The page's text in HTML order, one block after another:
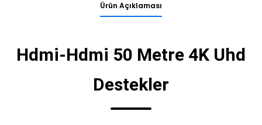
Ürün Açıklaması
Hdmi-Hdmi 50 Metre 4K Uhd
Destekler